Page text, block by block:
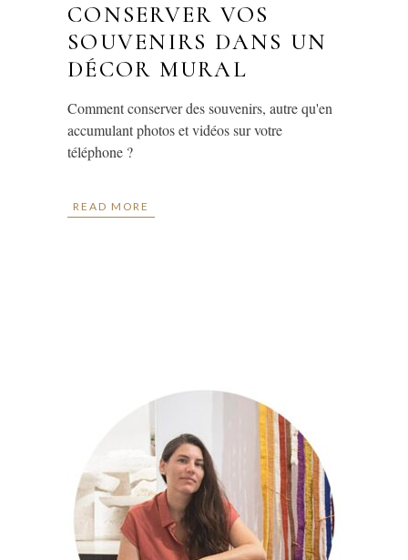
CONSERVER VOS
SOUVENIRS DANS UN
DÉCOR MURAL
Comment conserver des souvenirs, autre qu'en
accumulant photos et vidéos sur votre
téléphone ?
READ MORE